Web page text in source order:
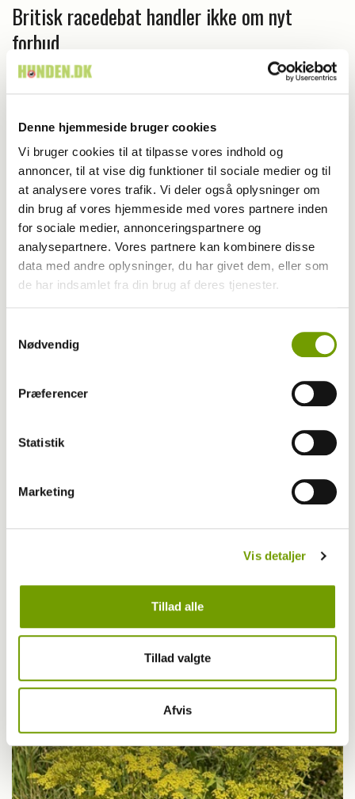
Denne hjemmeside bruger cookies
Vi bruger cookies til at tilpasse vores indhold og
annoncer, til at vise dig funktioner til sociale medier og til
at analysere vores trafik. Vi deler også oplysninger om
din brug af vores hjemmeside med vores partnere inden
for sociale medier, annonceringspartnere og
analysepartnere. Vores partnere kan kombinere disse
data med andre oplysninger, du har givet dem, eller som
de har indsamlet fra din brug af deres tjenester.
Nødvendig
Præferencer
Statistik
Marketing
Vis detaljer
Tillad alle
Tillad valgte
Afvis
Britisk racedebat handler ikke om nyt
forbud
Hvorfor graver hunden i kurven?
Første bichon havanais med BH-titel